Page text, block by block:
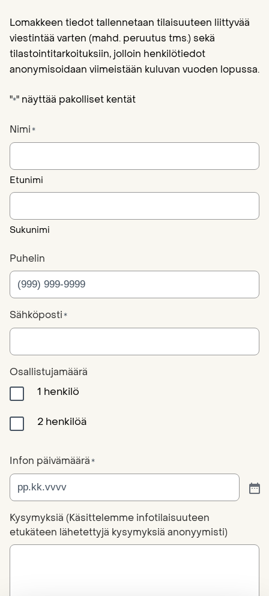
Lomakkeen tiedot tallennetaan tilaisuuteen liittyvää
viestintää varten (mahd. peruutus tms.) sekä
tilastointitarkoituksiin, jolloin henkilötiedot
anonymisoidaan viimeistään kuluvan vuoden lopussa.
"*" näyttää pakolliset kentät
Nimi*
Etunimi
Sukunimi
Puhelin
Sähköposti*
Osallistujamäärä
1 henkilö
2 henkilöä
Infon päivämäärä*
Kysymyksiä (Käsittelemme infotilaisuuteen
etukäteen lähetettyjä kysymyksiä anonyymisti)